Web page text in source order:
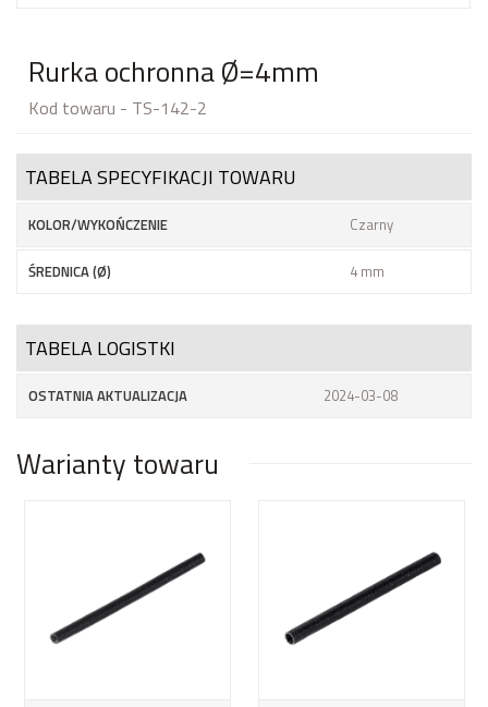
Rurka ochronna Ø=4mm
Kod towaru - TS-142-2
TABELA SPECYFIKACJI TOWARU
KOLOR/WYKOŃCZENIE Czarny
ŚREDNICA (Ø) 4 mm
TABELA LOGISTKI
OSTATNIA AKTUALIZACJA 2024-03-08
Warianty towaru